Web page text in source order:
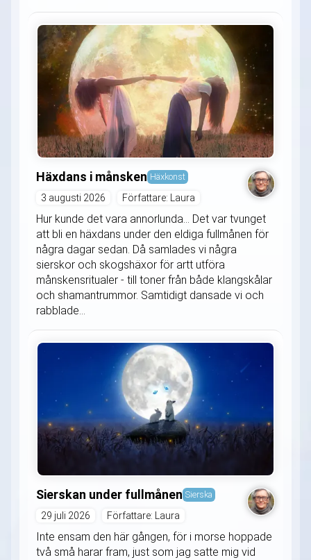
Häxdans i månsken Häxkonst
3 augusti 2026 Författare: Laura
Hur kunde det vara annorlunda... Det var tvunget
att bli en häxdans under den eldiga fullmånen för
några dagar sedan. Då samlades vi några
sierskor och skogshäxor för artt utföra
månskensritualer - till toner från både klangskålar
och shamantrummor. Samtidigt dansade vi och
rabblade...
Sierskan under fullmånen Sierska
29 juli 2026 Författare: Laura
Inte ensam den här gången, för i morse hoppade
två små harar fram, just som jag satte mig vid